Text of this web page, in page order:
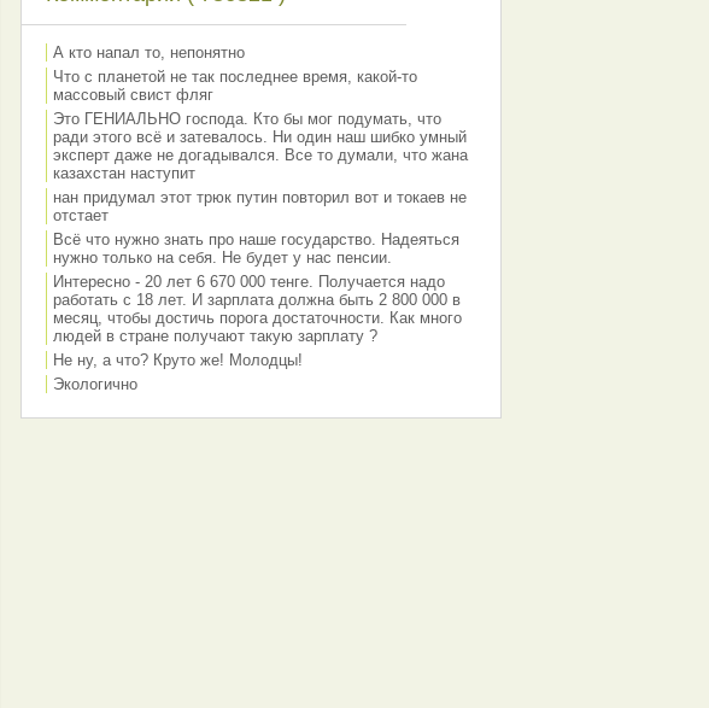
А кто напал то, непонятно
Что с планетой не так последнее время, какой-то
массовый свист фляг
Это ГЕНИАЛЬНО господа. Кто бы мог подумать, что
ради этого всё и затевалось. Ни один наш шибко умный
эксперт даже не догадывался. Все то думали, что жана
казахстан наступит
нан придумал этот трюк путин повторил вот и токаев не
отстает
Всё что нужно знать про наше государство. Надеяться
нужно только на себя. Не будет у нас пенсии.
Интересно - 20 лет 6 670 000 тенге. Получается надо
работать с 18 лет. И зарплата должна быть 2 800 000 в
месяц, чтобы достичь порога достаточности. Как много
людей в стране получают такую зарплату ?
Не ну, а что? Круто же! Молодцы!
Экологично